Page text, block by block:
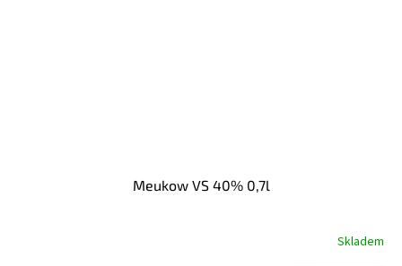
Meukow VS 40% 0,7l
Skladem